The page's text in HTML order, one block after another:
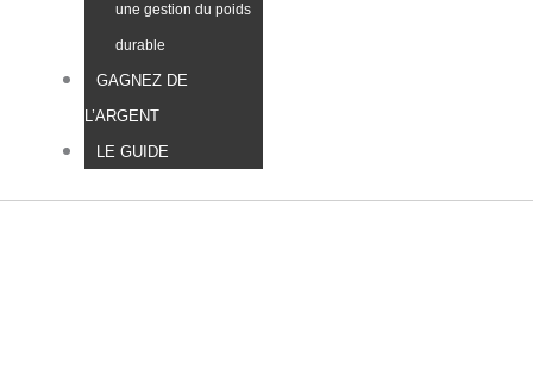
une gestion du poids
durable
GAGNEZ DE
L’ARGENT
LE GUIDE